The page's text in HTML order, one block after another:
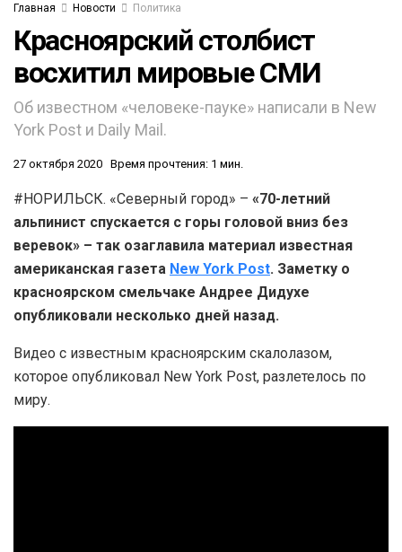
Главная Новости Политика
Красноярский столбист
восхитил мировые СМИ
Об известном «человеке-пауке» написали в New
York Post и Daily Mail.
27 октября 2020 Время прочтения: 1 мин.
#НОРИЛЬСК. «Северный город» – «70-летний
альпинист спускается с горы головой вниз без
веревок» – так озаглавила материал известная
американская газета New York Post. Заметку о
красноярском смельчаке Андрее Дидухе
опубликовали несколько дней назад.
Видео с известным красноярским скалолазом,
которое опубликовал New York Post, разлетелось по
миру.